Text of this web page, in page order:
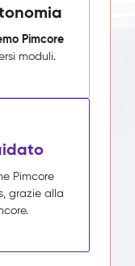
Pimcore
moduli.
Pimcore
grazie alla